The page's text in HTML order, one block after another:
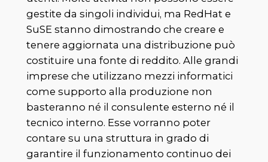
gestite da singoli individui, ma RedHat e
SuSE stanno dimostrando che creare e
tenere aggiornata una distribuzione può
costituire una fonte di reddito. Alle grandi
imprese che utilizzano mezzi informatici
come supporto alla produzione non
basteranno né il consulente esterno né il
tecnico interno. Esse vorranno poter
contare su una struttura in grado di
garantire il funzionamento continuo dei